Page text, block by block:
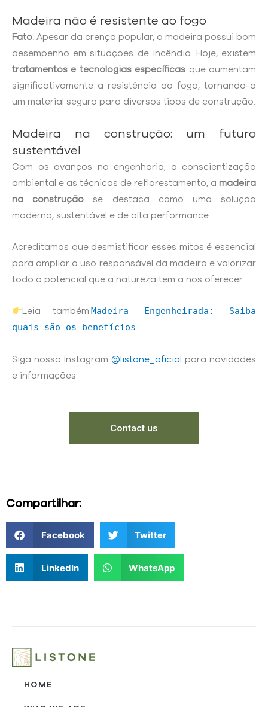
Madeira não é resistente ao fogo
Fato: Apesar da crença popular, a madeira possui bom
desempenho em situações de incêndio. Hoje, existem
tratamentos e tecnologias específicas que aumentam
significativamente a resistência ao fogo, tornando-a
um material seguro para diversos tipos de construção.
Madeira na construção: um futuro
sustentável
Com os avanços na engenharia, a conscientização
ambiental e as técnicas de reflorestamento, a madeira
na construção se destaca como uma solução
moderna, sustentável e de alta performance.
Acreditamos que desmistificar esses mitos é essencial
para ampliar o uso responsável da madeira e valorizar
todo o potencial que a natureza tem a nos oferecer.
Leia também: Madeira Engenheirada: Saiba
quais são os benefícios
Siga nosso Instagram @listone_oficial
para novidades
e informações.
Contact us
Compartilhar:
Facebook Twitter
LinkedIn WhatsApp
HOME